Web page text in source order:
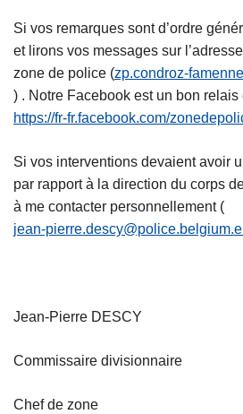
Si vos remarques sont d’ordre
et lirons vos messages sur
zone de police (zp.condroz-
) . Notre Facebook est un bon relais
https://fr-fr.facebook.com/
Si vos interventions devaient avoir
par rapport à la direction du corps
à me contacter personnellement (
jean-
Jean-Pierre DESCY
Commissaire divisionnaire
Chef de zone